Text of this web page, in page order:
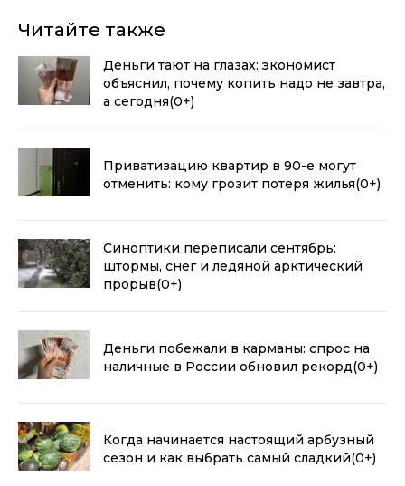
Читайте также
Деньги тают на глазах: экономист
объяснил, почему копить надо не завтра,
а сегодня(0+)
Приватизацию квартир в 90-е могут
отменить: кому грозит потеря жилья(0+)
Синоптики переписали сентябрь:
штормы, снег и ледяной арктический
прорыв(0+)
Деньги побежали в карманы: спрос на
наличные в России обновил рекорд(0+)
Когда начинается настоящий арбузный
сезон и как выбрать самый сладкий(0+)